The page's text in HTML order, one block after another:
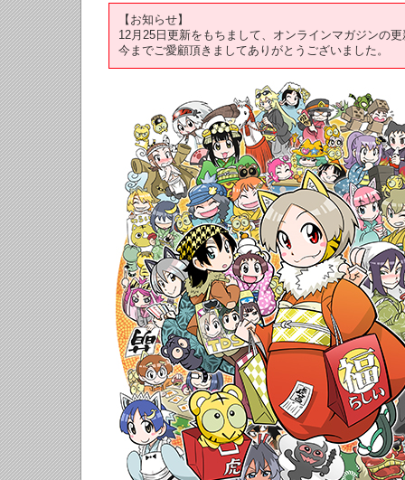
【お知らせ】
12月25日更新をもちまして、オンラインマガジンの
今までご愛顧頂きましてありがとうございました。